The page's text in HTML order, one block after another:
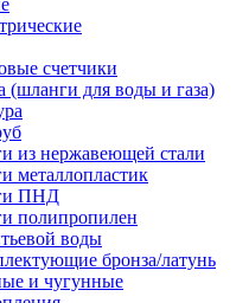
счетчики
(шланги для воды и газа)
из нержавеющей стали
металлопластик
ПНД
полипропилен
воды
бронза/латунь
и чугунные